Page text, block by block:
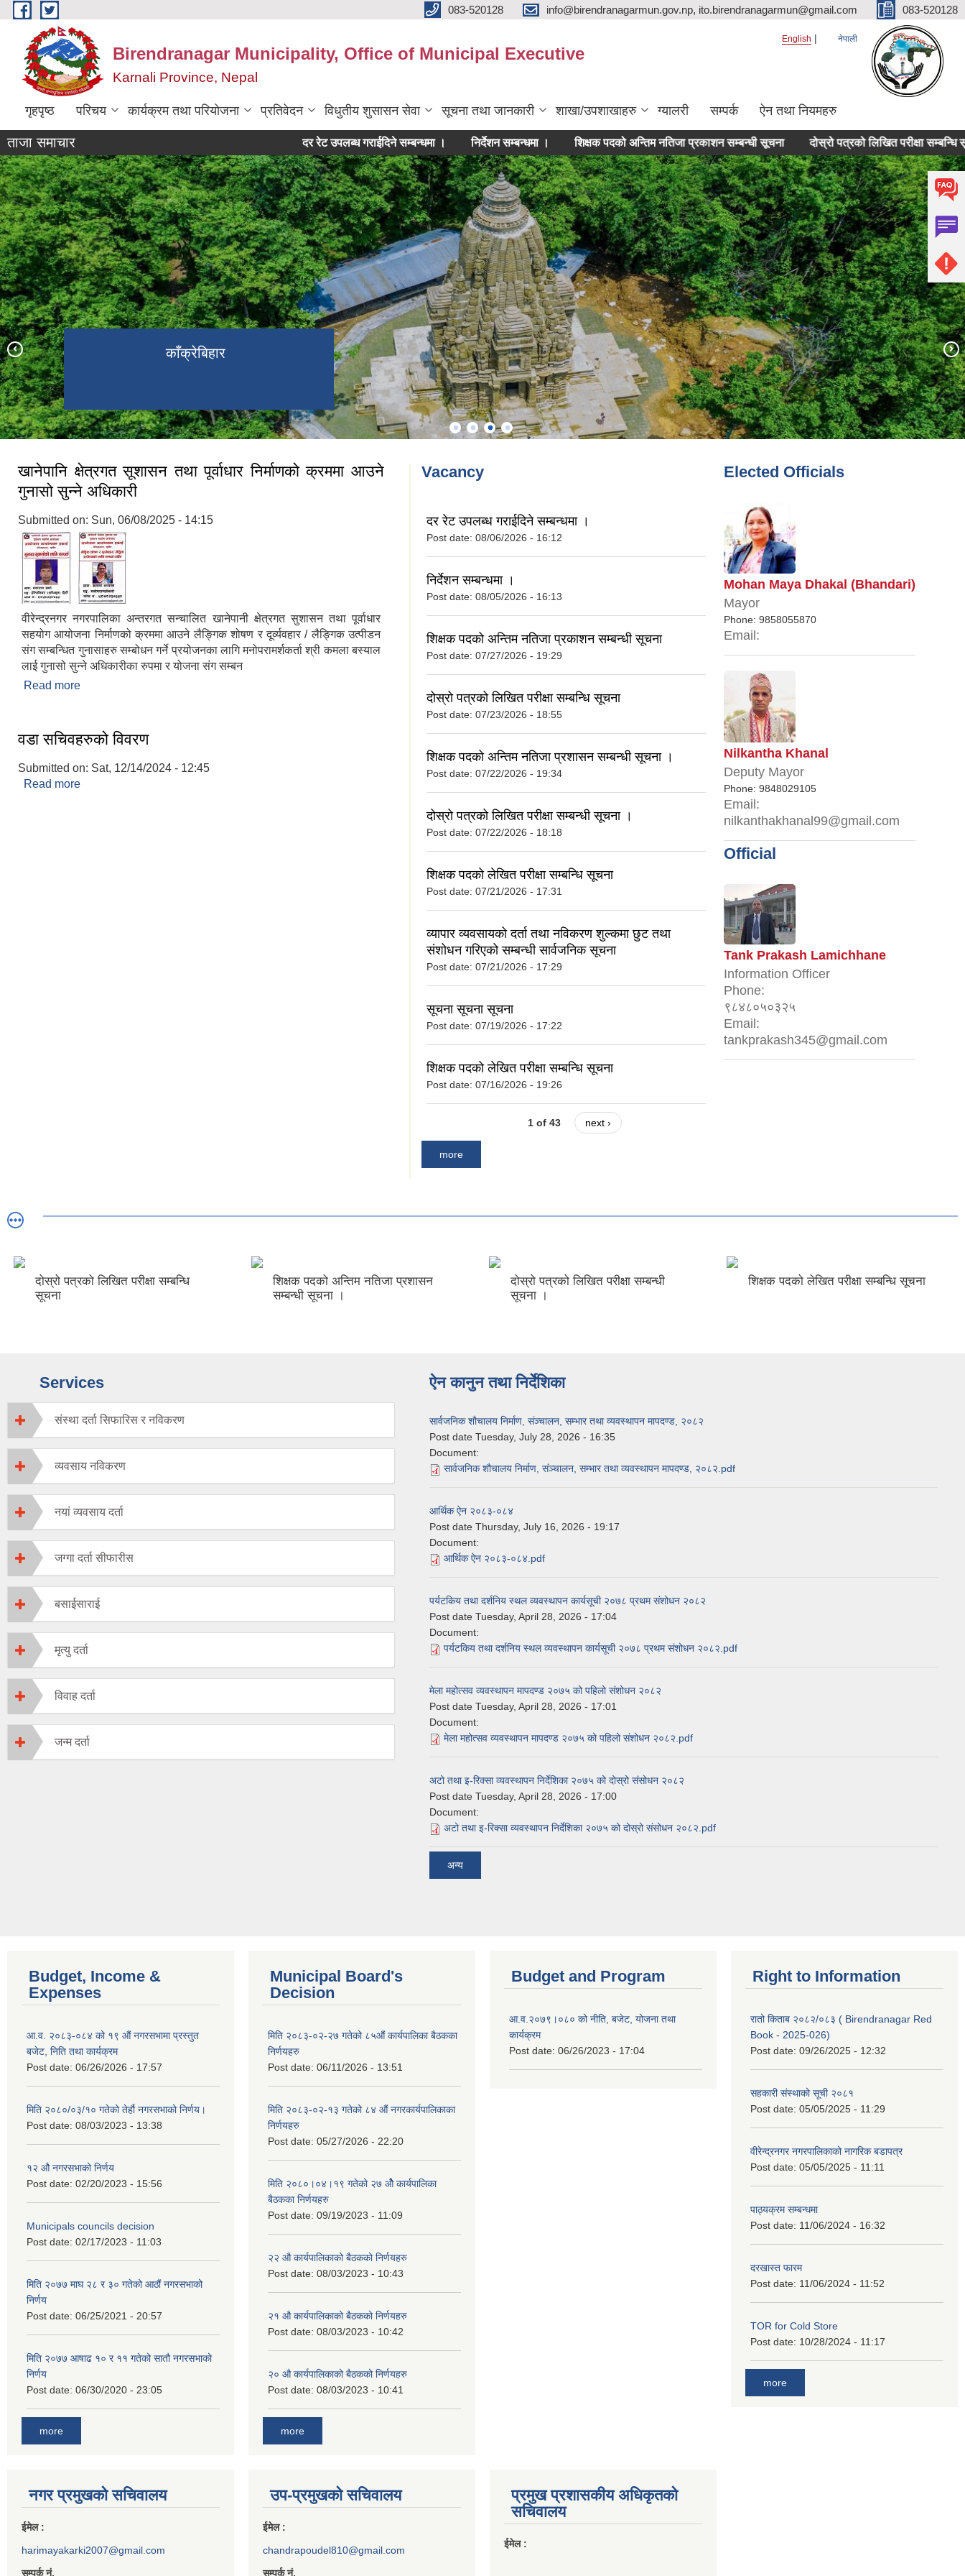
Skip to main content 083-520128 info@birendranagarmun.gov.np, ito.birendranagarmun@gmail.com 083-520128
Birendranagar Municipality, Office of Municipal Executive
Karnali Province, Nepal
English नेपाली
गृहपृष्ठ परिचय कार्यक्रम तथा परियोजना प्रतिवेदन विधुतीय शुसासन सेवा सूचना तथा जानकारी शाखा/उपशाखाहरु ग्यालरी सम्पर्क ऐन तथा नियमहरु
ताजा समाचार दर रेट उपलब्ध गराईदिने सम्बन्धमा । निर्देशन सम्बन्धमा । शिक्षक पदको अन्तिम नतिजा प्रकाशन सम्बन्धी सूचना दोस्रो पत्रको लिखित परीक्षा सम्बन्धि सूचना
वीरेन्द्रनगर बाट देखिएको सुर्यास्त दृश्य
बुलबुले ताल
काँक्रेबिहार
काक्रेबिहारमा अवस्थित बुद्ध मुर्ति
खानेपानि क्षेत्रगत सूशासन तथा पूर्वाधार निर्माणको क्रममा आउने
गुनासो सुन्ने अधिकारी
Submitted on: Sun, 06/08/2025 - 14:15
वीरेन्द्रनगर नगरपालिका अन्तरगत सन्चालित खानेपानी क्षेत्रगत सुशासन तथा पूर्वाधार
सहयोग आयोजना निर्माणको क्रममा आउने लैङ्गिक शोषण र दूर्व्यवहार / लैङ्गिक उत्पीडन
संग सम्बन्धित गुनासाहरु सम्बोधन गर्ने प्रयोजनका लागि मनोपरामर्शकर्ता श्री कमला बस्याल
लाई गुनासो सुन्ने अधिकारीका रुपमा र योजना संग सम्बन
Read more
वडा सचिवहरुको विवरण
Submitted on: Sat, 12/14/2024 - 12:45
Read more
Vacancy
दर रेट उपलब्ध गराईदिने सम्बन्धमा ।
Post date: 08/06/2026 - 16:12
निर्देशन सम्बन्धमा ।
Post date: 08/05/2026 - 16:13
शिक्षक पदको अन्तिम नतिजा प्रकाशन सम्बन्धी सूचना
Post date: 07/27/2026 - 19:29
दोस्रो पत्रको लिखित परीक्षा सम्बन्धि सूचना
Post date: 07/23/2026 - 18:55
शिक्षक पदको अन्तिम नतिजा प्रशासन सम्बन्धी सूचना ।
Post date: 07/22/2026 - 19:34
दोस्रो पत्रको लिखित परीक्षा सम्बन्धी सूचना ।
Post date: 07/22/2026 - 18:18
शिक्षक पदको लेखित परीक्षा सम्बन्धि सूचना
Post date: 07/21/2026 - 17:31
व्यापार व्यवसायको दर्ता तथा नविकरण शुल्कमा छुट तथा
संशोधन गरिएको सम्बन्धी सार्वजनिक सूचना
Post date: 07/21/2026 - 17:29
सूचना सूचना सूचना
Post date: 07/19/2026 - 17:22
शिक्षक पदको लेखित परीक्षा सम्बन्धि सूचना
Post date: 07/16/2026 - 19:26
1 of 43 next ›
more
Elected Officials
Mohan Maya Dhakal (Bhandari)
Mayor
Phone: 9858055870
Email:
Nilkantha Khanal
Deputy Mayor
Phone: 9848029105
Email:
nilkanthakhanal99@gmail.com
Official
Tank Prakash Lamichhane
Information Officer
Phone:
९८४८०५०३२५
Email:
tankprakash345@gmail.com
शिक्षक पदको अन्तिम नतिजा प्रशासन
दोस्रो पत्रको लिखित परीक्षा सम्बन्धी
सूचना ।
शिक्षक पदको लेखित परीक्षा सम्बन्धि सूचना
व्यापार व्यवसायको दर्ता तथा नविकरण
Services
संस्था दर्ता सिफारिस र नविकरण
व्यवसाय नविकरण
नयां व्यवसाय दर्ता
जग्गा दर्ता सीफारीस
बसाईसाराई
मृत्यु दर्ता
विवाह दर्ता
जन्म दर्ता
ऐन कानुन तथा निर्देशिका
सार्वजनिक शौचालय निर्माण, संञ्चालन, सम्भार तथा व्यवस्थापन मापदण्ड, २०८२
Post date Tuesday, July 28, 2026 - 16:35
Document:
सार्वजनिक शौचालय निर्माण, संञ्चालन, सम्भार तथा व्यवस्थापन मापदण्ड, २०८२.pdf
आर्थिक ऐन २०८३-०८४
Post date Thursday, July 16, 2026 - 19:17
Document:
आर्थिक ऐन २०८३-०८४.pdf
पर्यटकिय तथा दर्शनिय स्थल व्यवस्थापन कार्यसूची २०७८ प्रथम संशोधन २०८२
Post date Tuesday, April 28, 2026 - 17:04
Document:
पर्यटकिय तथा दर्शनिय स्थल व्यवस्थापन कार्यसूची २०७८ प्रथम संशोधन २०८२.pdf
मेला महोत्सव व्यवस्थापन मापदण्ड २०७५ को पहिलो संशोधन २०८२
Post date Tuesday, April 28, 2026 - 17:01
Document:
मेला महोत्सव व्यवस्थापन मापदण्ड २०७५ को पहिलो संशोधन २०८२.pdf
अटो तथा इ-रिक्सा व्यवस्थापन निर्देशिका २०७५ को दोस्रो संसोधन २०८२
Post date Tuesday, April 28, 2026 - 17:00
Document:
अटो तथा इ-रिक्सा व्यवस्थापन निर्देशिका २०७५ को दोस्रो संसोधन २०८२.pdf
अन्य
Budget, Income &
Expenses
आ.व. २०८३-०८४ को १९ औं नगरसभामा प्रस्तुत
बजेट, निति तथा कार्यक्रम
Post date: 06/26/2026 - 17:57
मिति २०८०/०३/१० गतेको तेर्हौ नगरसभाको निर्णय।
Post date: 08/03/2023 - 13:38
१२ औ नगरसभाको निर्णय
Post date: 02/20/2023 - 15:56
Municipals councils decision
Post date: 02/17/2023 - 11:03
मिति २०७७ माघ २८ र ३० गतेको आठौं नगरसभाको
निर्णय
Post date: 06/25/2021 - 20:57
मिति २०७७ आषाढ १० र ११ गतेको सातौ नगरसभाको
निर्णय
Post date: 06/30/2020 - 23:05
more
Municipal Board's
Decision
मिति २०८३-०२-२७ गतेको ८५औं कार्यपालिका बैठकका
निर्णयहरु
Post date: 06/11/2026 - 13:51
मिति २०८३-०२-१३ गतेको ८४ औं नगरकार्यपालिकाका
निर्णयहरु
Post date: 05/27/2026 - 22:20
मिति २०८०।०४।१९ गतेको २७ ‌‍‌ओेै कार्यपालिका
बैठकका निर्णयहरु
Post date: 09/19/2023 - 11:09
२‍२ औ कार्यपालिकाको बैठकको निर्णयहरु
Post date: 08/03/2023 - 10:43
२‍१ औ कार्यपालिकाको बैठकको निर्णयहरु
Post date: 08/03/2023 - 10:42
२‍० औ कार्यपालिकाको बैठकको निर्णयहरु
Post date: 08/03/2023 - 10:41
more
Budget and Program
आ.व.२०७९।०८० को नीति, बजेट, योजना तथा
कार्यक्रम
Post date: 06/26/2023 - 17:04
Right to Information
रातो किताब २०८२/०८३ ( Birendranagar Red
Book - 2025-026)
Post date: 09/26/2025 - 12:32
सहकारी संस्थाको सूची २०८१
Post date: 05/05/2025 - 11:29
वीरेन्द्रनगर नगरपालिकाको नागरिक बडापत्र
Post date: 05/05/2025 - 11:11
पाठ्यक्रम सम्बन्धमा
Post date: 11/06/2024 - 16:32
दरखास्त फारम
Post date: 11/06/2024 - 11:52
TOR for Cold Store
Post date: 10/28/2024 - 11:17
more
नगर प्रमुखको सचिवालय
ईमेल :
harimayakarki2007@gmail.com
सम्पर्क नं.
उप-प्रमुखको सचिवालय
ईमेल :
chandrapoudel810@gmail.com
सम्पर्क नं.
प्रमुख प्रशासकीय अधिकृतको
सचिवालय
ईमेल :